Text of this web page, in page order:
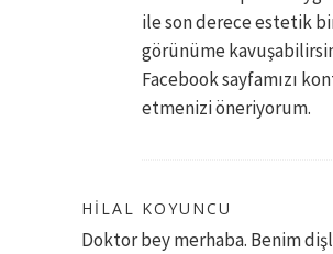
ile son derece estetik
görünüme
Facebook sayfamızı
etmenizi öneriyorum.
HILAL KOYUNCU
Doktor bey merhaba. Benim